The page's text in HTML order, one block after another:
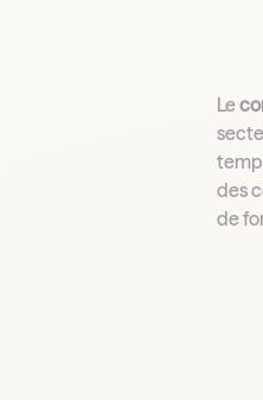
Le
des
de